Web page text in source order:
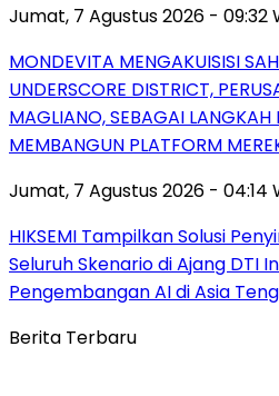
Jumat, 7 Agustus 2026 - 09:32
MONDEVITA MENGAKUISISI
UNDERSCORE DISTRICT,
MAGLIANO, SEBAGAI
MEMBANGUN PLATFORM
Jumat, 7 Agustus 2026 - 04:14
HIKSEMI Tampilkan Solusi
Seluruh Skenario di Ajang DTI
Pengembangan AI di Asia
Berita Terbaru